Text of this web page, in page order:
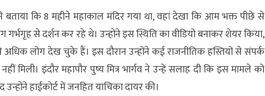
बताया कि 8 महीने महाकाल मंदिर गया था, वहां देखा कि आम भक्त पीछे से
गर्भगृह से दर्शन कर रहे थे। उन्होंने इस स्थिति का वीडियो बनाकर शेयर किया,
लोग देख चुके हैं। इस दौरान उन्होंने कई राजनीतिक हस्तियों से संपर्क
मिली। इंदौर महापौर पुष्य मित्र भार्गव ने उन्हें सलाह दी कि इस मामले को
हाईकोर्ट में जनहित याचिका दायर की।